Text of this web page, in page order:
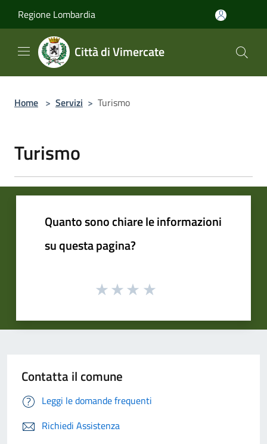
Regione Lombardia
Città di Vimercate
Home > Servizi > Turismo
Turismo
Quanto sono chiare le informazioni
su questa pagina?
Contatta il comune
Leggi le domande frequenti
Richiedi Assistenza